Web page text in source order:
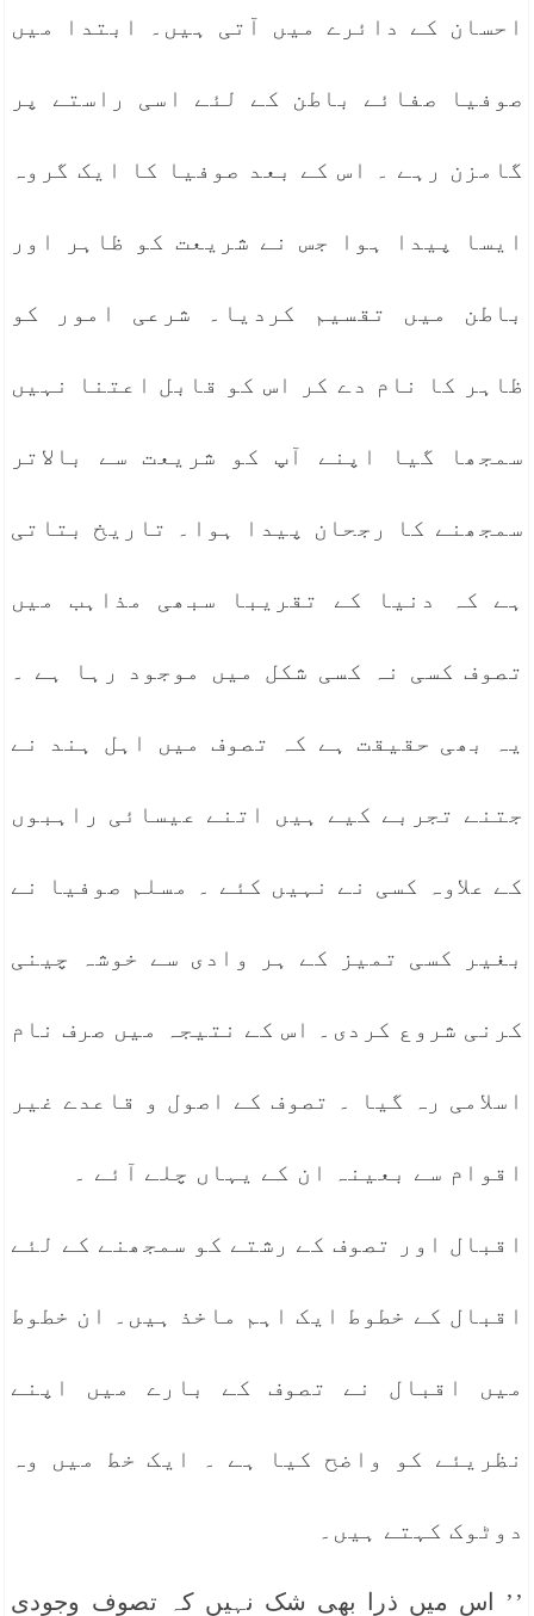
احسان کے دائرے میں آتی ہیں۔ ابتدا میں
صوفیا صفائے باطن کے لئے اسی راستے پر
گامزن رہے ۔ اس کے بعد صوفیا کا ایک گروہ
ایسا پیدا ہوا جس نے شریعت کو ظاہر اور
باطن میں تقسیم کردیا۔ شرعی امور کو
ظاہر کا نام دے کر اس کو قابل اعتنا نہیں
سمجھا گیا اپنے آپ کو شریعت سے بالاتر
سمجھنے کا رجحان پیدا ہوا۔ تاریخ بتاتی
ہے کہ دنیا کے تقریبا سبھی مذاہب میں
تصوف کسی نہ کسی شکل میں موجود رہا ہے ۔
یہ بھی حقیقت ہے کہ تصوف میں اہل ہند نے
جتنے تجربے کیے ہیں اتنے عیسائی راہبوں
کے علاوہ کسی نے نہیں کئے ۔ مسلم صوفیا نے
بغیر کسی تمیز کے ہر وادی سے خوشہ چینی
کرنی شروع کردی۔ اس کے نتیجہ میں صرف نام
اسلامی رہ گیا ۔ تصوف کے اصول و قاعدے غیر
اقوام سے بعینہ ان کے یہاں چلے آئے ۔
اقبال اور تصوف کے رشتے کو سمجھنے کے لئے
اقبال کے خطوط ایک اہم ماخذ ہیں۔ ان خطوط
میں اقبال نے تصوف کے بارے میں اپنے
نظریئے کو واضح کیا ہے ۔ ایک خط میں وہ
دوٹوک کہتے ہیں۔
’’ اس میں ذرا بھی شک نہیں کہ تصوف وجودی